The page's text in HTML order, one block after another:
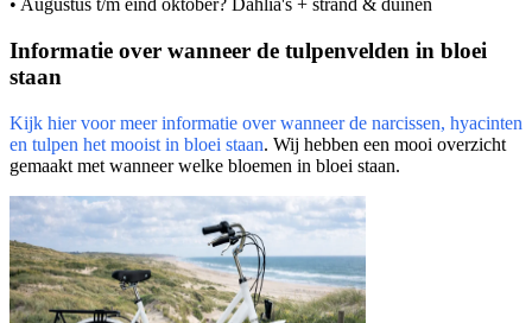
• Augustus t/m eind oktober? Dahlia's + strand & duinen
Informatie over wanneer de tulpenvelden in bloei
staan
Kijk hier voor meer informatie over wanneer de narcissen, hyacinten
en tulpen het mooist in bloei staan. Wij hebben een mooi overzicht
gemaakt met wanneer welke bloemen in bloei staan.